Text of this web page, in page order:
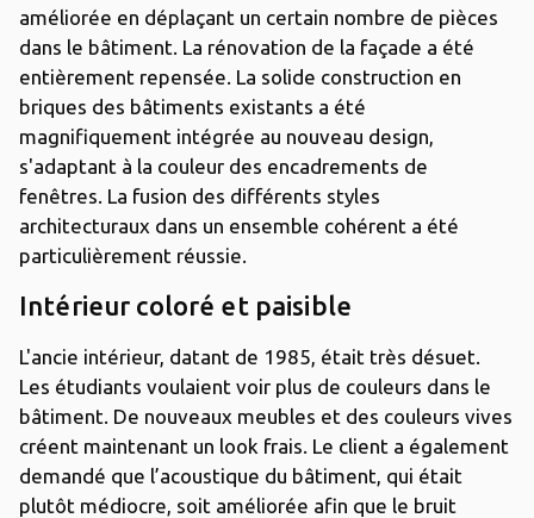
améliorée en déplaçant un certain nombre de pièces
dans le bâtiment. La rénovation de la façade a été
entièrement repensée. La solide construction en
briques des bâtiments existants a été
magnifiquement intégrée au nouveau design,
s'adaptant à la couleur des encadrements de
fenêtres. La fusion des différents styles
architecturaux dans un ensemble cohérent a été
particulièrement réussie.
Intérieur coloré et paisible
L'ancie intérieur, datant de 1985, était très désuet.
Les étudiants voulaient voir plus de couleurs dans le
bâtiment. De nouveaux meubles et des couleurs vives
créent maintenant un look frais. Le client a également
demandé que l’acoustique du bâtiment, qui était
plutôt médiocre, soit améliorée afin que le bruit